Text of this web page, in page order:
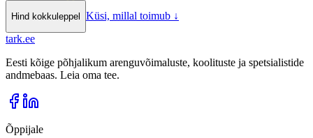
Hind kokkuleppel Küsi, millal toimub ↓
tark.ee
Eesti kõige põhjalikum arenguvõimaluste, koolituste ja spetsialistide
andmebaas. Leia oma tee.
Õppijale